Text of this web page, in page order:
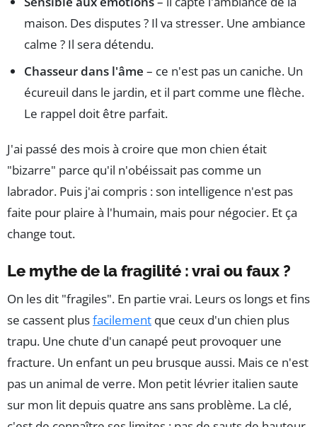
maison. Des disputes ? Il va stresser. Une ambiance
calme ? Il sera détendu.
Chasseur dans l'âme – ce n'est pas un caniche. Un
écureuil dans le jardin, et il part comme une flèche.
Le rappel doit être parfait.
J'ai passé des mois à croire que mon chien était
"bizarre" parce qu'il n'obéissait pas comme un
labrador. Puis j'ai compris : son intelligence n'est pas
faite pour plaire à l'humain, mais pour négocier. Et ça
change tout.
Le mythe de la fragilité : vrai ou faux ?
On les dit "fragiles". En partie vrai. Leurs os longs et fins
se cassent plusfacilement que ceux d'un chien plus
trapu. Une chute d'un canapé peut provoquer une
fracture. Un enfant un peu brusque aussi. Mais ce n'est
pas un animal de verre. Mon petit lévrier italien saute
sur mon lit depuis quatre ans sans problème. La clé,